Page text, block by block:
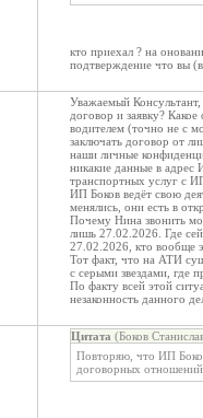
кто приехал ? на
подтверждение что вы
Уважаемый
договор и заявку?
водителем (точно не с
заключать договор от
наши личные
никакие данные в
транспортных услуг с
ИП Боков ведёт свою
менялись, они есть в
Почему Нина звонить
лишь 27.02.2026. Где
27.02.2026, кто вообще
Тот факт, что на АТИ
с серыми звездами, где
По факту всей этой
незаконность данного
Цитата (Боков
Повторяю, что ИП
договорных